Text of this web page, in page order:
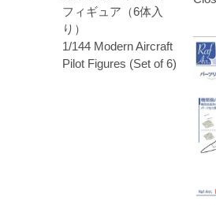
フィギュア（6体入
り）
1/144 Modern Aircraft
Pilot Figures (Set of 6)